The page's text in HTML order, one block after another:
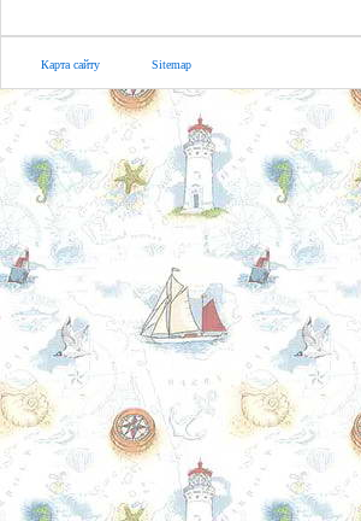
Карта сайту Sitemap